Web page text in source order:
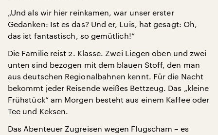
„Und als wir hier reinkamen, war unser erster
Gedanken: Ist es das? Und er, Luis, hat gesagt: Oh,
das ist fantastisch, so gemütlich!“
Die Familie reist 2. Klasse. Zwei Liegen oben und zwei
unten sind bezogen mit dem blauen Stoff, den man
aus deutschen Regionalbahnen kennt. Für die Nacht
bekommt jeder Reisende weißes Bettzeug. Das „kleine
Frühstück“ am Morgen besteht aus einem Kaffee oder
Tee und Keksen.
Das Abenteuer Zugreisen wegen Flugscham – es